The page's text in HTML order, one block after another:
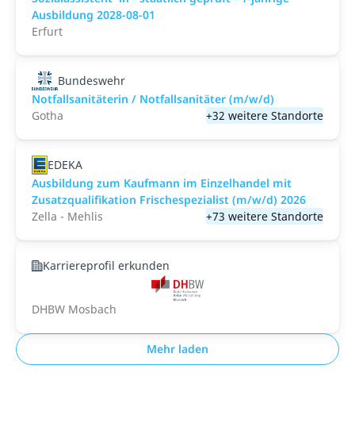
Ausbildung 2028-08-01
Erfurt
Bundeswehr
Notfallsanitäterin / Notfallsanitäter (m/w/d)
Gotha
+32 weitere Standorte
EDEKA
Ausbildung zum Kaufmann im Einzelhandel mit
Zusatzqualifikation Frischespezialist (m/w/d) 2026
Zella - Mehlis
+73 weitere Standorte
Karriereprofil erkunden
DHBW Mosbach
Mehr laden